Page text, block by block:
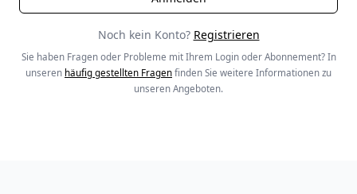
Noch kein Konto? Registrieren
Sie haben Fragen oder Probleme mit Ihrem Login oder Abonnement? In
unseren häufig gestellten Fragen finden Sie weitere Informationen zu
unseren Angeboten.